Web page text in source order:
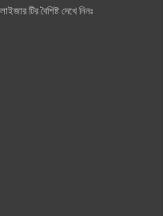
টির বৈশিষ্ট দেখে নিনঃ